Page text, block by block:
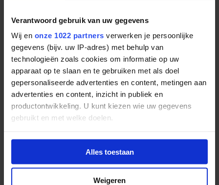
Verantwoord gebruik van uw gegevens
Wij en onze 1022 partners verwerken je persoonlijke
gegevens (bijv. uw IP-adres) met behulp van
technologieën zoals cookies om informatie op uw
apparaat op te slaan en te gebruiken met als doel
gepersonaliseerde advertenties en content, metingen aan
advertenties en content, inzicht in publiek en
productontwikkeling. U kunt kiezen wie uw gegevens
gebruikt en met welke doelen.
Als u het toestaat, willen we ook graag:
Informatie verzamelen over uw geografische
locatie, die tot een paar meter nauwkeurig kan zijn
Uw apparaat identificeren door het actief te
Alles toestaan
Weigeren
Heb jij de ultieme tip voor ons, iets wat we écht niet mogen missen
bekende kanalen! Wij hebben er zin in :-)
Altijd het laatste Onetime nieuws
en volgOnetimeop de socials!